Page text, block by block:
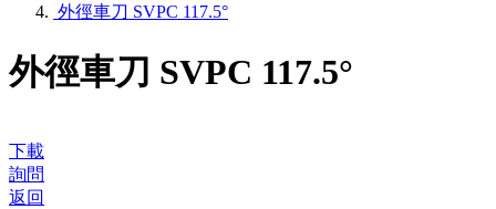
外徑車刀 SVPC 117.5°
外徑車刀 SVPC 117.5°
下載
詢問
返回